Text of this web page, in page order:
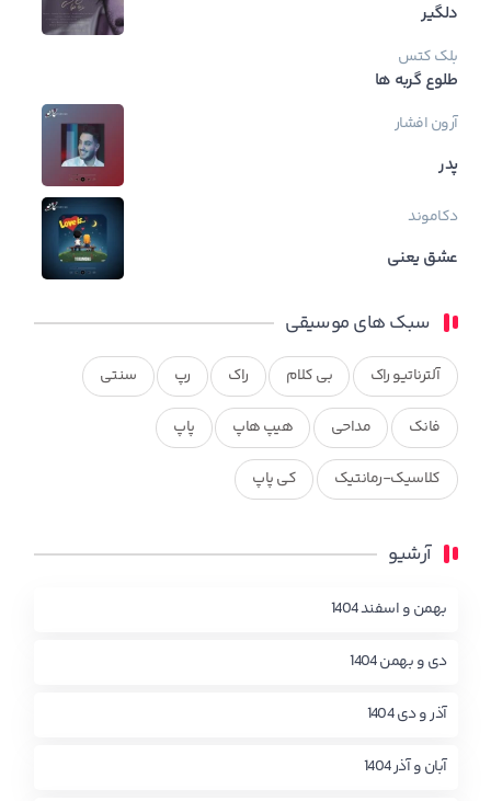
دلگیر
بلک کتس
طلوع گربه ها
آرون افشار
پدر
دکاموند
عشق یعنی
سبک های موسیقی
آلترناتیو راک بی کلام راک رپ سنتی
فانک مداحی هیپ هاپ پاپ
کلاسیک-رمانتیک کی پاپ
آرشیو
بهمن و اسفند 1404
دی و بهمن 1404
آذر و دی 1404
آبان و آذر 1404